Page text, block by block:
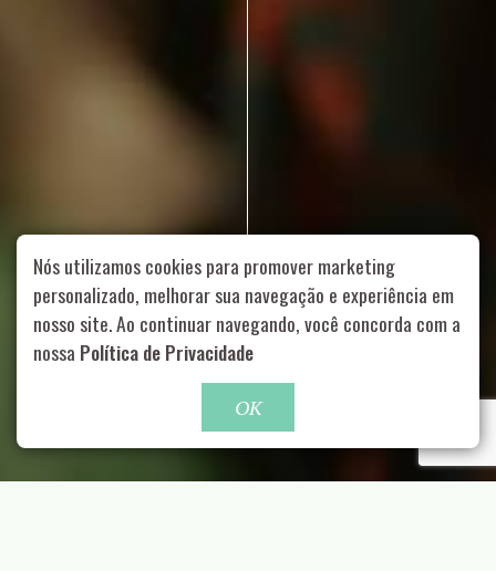
Rua Aurélia, 1714 – Vila Romana, São Paulo – SP
99178-5848
| contato@nucleofood.com
Role para continar
Nós utilizamos cookies para promover marketing
personalizado, melhorar sua navegação e experiência em
nosso site. Ao continuar navegando, você concorda com a
nossa Política de Privacidade
OK